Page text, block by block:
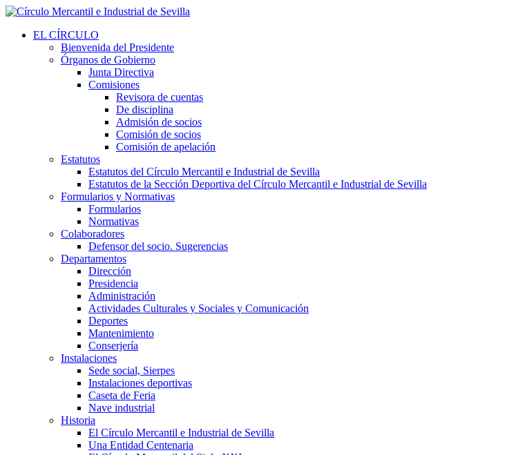
EL CÍRCULO
Bienvenida del Presidente
Órganos de Gobierno
Junta Directiva
Comisiones
Revisora de cuentas
De disciplina
Admisión de socios
Comisión de socios
Comisión de apelación
Estatutos
Estatutos del Círculo Mercantil e Industrial de Sevilla
Estatutos de la Sección Deportiva del Círculo Mercantil e Industrial de Sevilla
Formularios y Normativas
Formularios
Normativas
Colaboradores
Defensor del socio. Sugerencias
Departamentos
Dirección
Presidencia
Administración
Actividades Culturales y Sociales y Comunicación
Deportes
Mantenimiento
Conserjería
Instalaciones
Sede social, Sierpes
Instalaciones deportivas
Caseta de Feria
Nave industrial
Historia
El Círculo Mercantil e Industrial de Sevilla
Una Entidad Centenaria